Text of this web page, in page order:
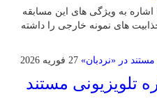
اشاره به ویژگی های این مسابقه
های نمونه خارجی را داشته
27 فوریه 2026
تلویزیونی مستند